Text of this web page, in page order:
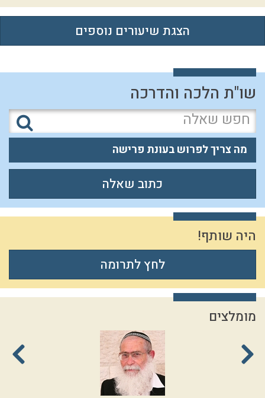
הצגת שיעורים נוספים
שו"ת הלכה והדרכה
מה צריך לפרוש בעונת פרישה
כתוב שאלה
היה שותף!
לחץ לתרומה
מומלצים